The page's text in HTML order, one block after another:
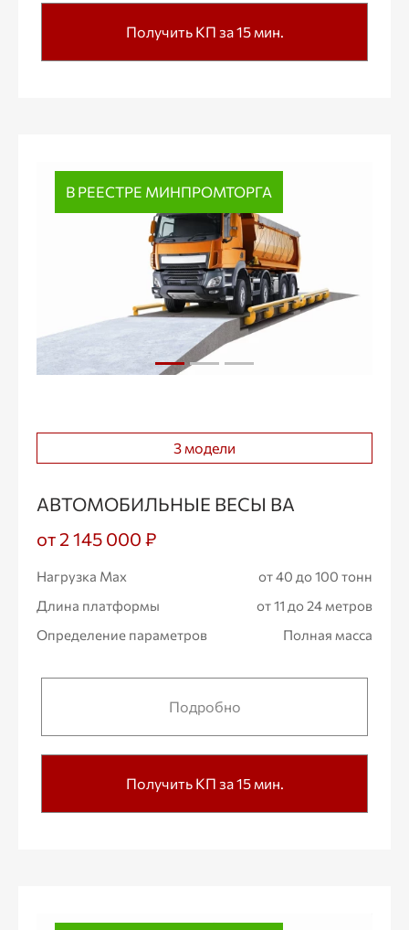
Получить КП за 15 мин.
В РЕЕСТРЕ МИНПРОМТОРГА
3 модели
АВТОМОБИЛЬНЫЕ ВЕСЫ ВА
от 2 145 000 ₽
Нагрузка Max
от 40 до 100 тонн
Длина платформы
от 11 до 24 метров
Определение параметров
Полная масса
Подробно
Получить КП за 15 мин.